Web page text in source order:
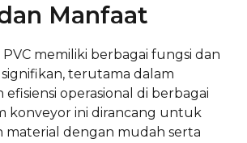
Manfaat
memiliki berbagai fungsi dan
terutama dalam
operasional di berbagai
konveyor ini dirancang untuk
material dengan mudah serta